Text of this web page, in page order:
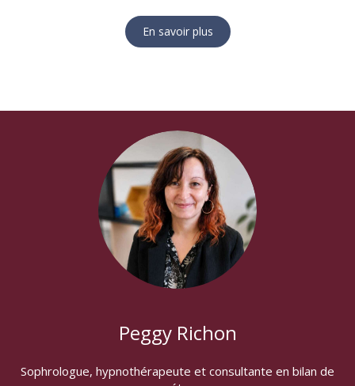
En savoir plus
Peggy Richon
Sophrologue, hypnothérapeute et consultante en bilan de